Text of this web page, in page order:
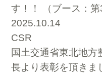
す！！ （ブース：
2025.10.14
CSR
国土交通省東北地方
長より表彰を頂きま